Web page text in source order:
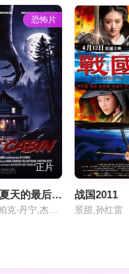
恐怖片
正片
恐惧小屋：夏天的最后一个周末
詹妮弗·巴洛,帕克·丹宁,杰夫·霍尔科姆
战国2011
景甜,孙红雷